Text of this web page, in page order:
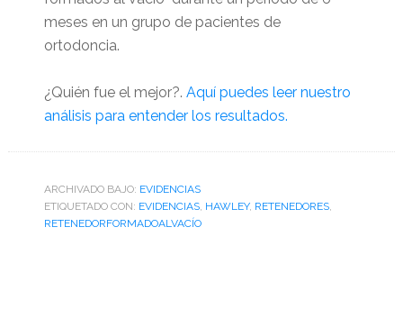
meses en un grupo de pacientes de
ortodoncia.
¿Quién fue el mejor?. Aquí puedes leer nuestro
análisis para entender los resultados.
ARCHIVADO BAJO: EVIDENCIAS
ETIQUETADO CON: EVIDENCIAS, HAWLEY, RETENEDORES,
RETENEDORFORMADOALVACÍO